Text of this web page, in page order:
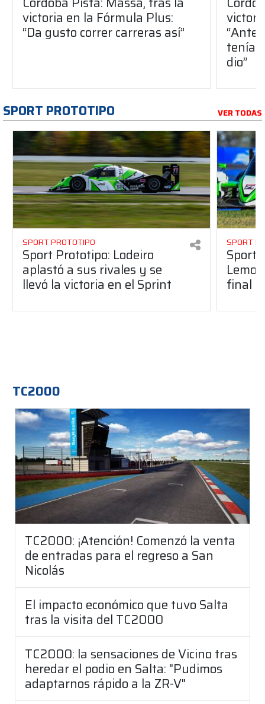
victoria en la Fórmula Plus:
“Da gusto correr carreras así”
dio”
SPORT PROTOTIPO VER TODAS
SPORT PROTOTIPO
Sport Prototipo: Lodeiro
aplastó a sus rivales y se
llevó la victoria en el Sprint
SPORT
Sport
final
TC2000
TC2000: ¡Atención! Comenzó la venta
de entradas para el regreso a San
Nicolás
El impacto económico que tuvo Salta
tras la visita del TC2000
TC2000: la sensaciones de Vicino tras
heredar el podio en Salta: "Pudimos
adaptarnos rápido a la ZR-V"